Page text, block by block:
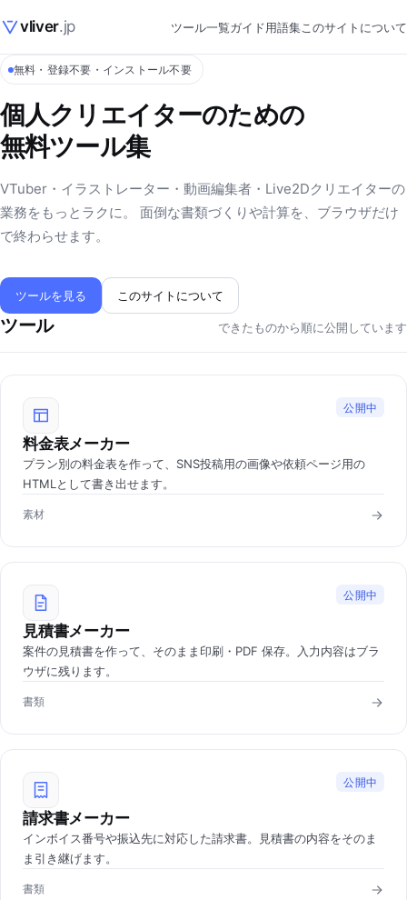
vliver.jp ツール一覧ガイド用語集このサイトについて
無料・登録不要・インストール不要
個人クリエイターのための
無料ツール集
VTuber・イラストレーター・動画編集者・Live2Dクリエイターの
業務をもっとラクに。 面倒な書類づくりや計算を、ブラウザだけ
で終わらせます。
ツールを見る このサイトについて
ツール できたものから順に公開しています
公開中
料金表メーカー
プラン別の料金表を作って、SNS投稿用の画像や依頼ページ用の
HTMLとして書き出せます。
素材
公開中
見積書メーカー
案件の見積書を作って、そのまま印刷・PDF 保存。入力内容はブラ
ウザに残ります。
書類
公開中
請求書メーカー
インボイス番号や振込先に対応した請求書。見積書の内容をそのま
ま引き継げます。
書類